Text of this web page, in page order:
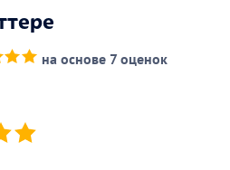
на основе 7 оценок
(*)